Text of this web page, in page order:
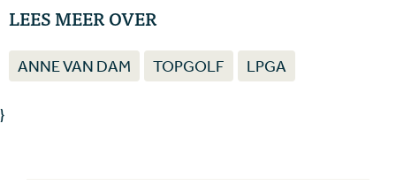
LEES MEER OVER
ANNE VAN DAM TOPGOLF LPGA
}